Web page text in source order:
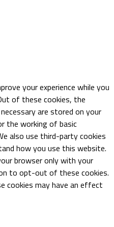
your experience while you
of these cookies, the
are stored on your
the working of basic
also use third-party cookies
how you use this website.
browser only with your
to opt-out of these cookies.
cookies may have an effect